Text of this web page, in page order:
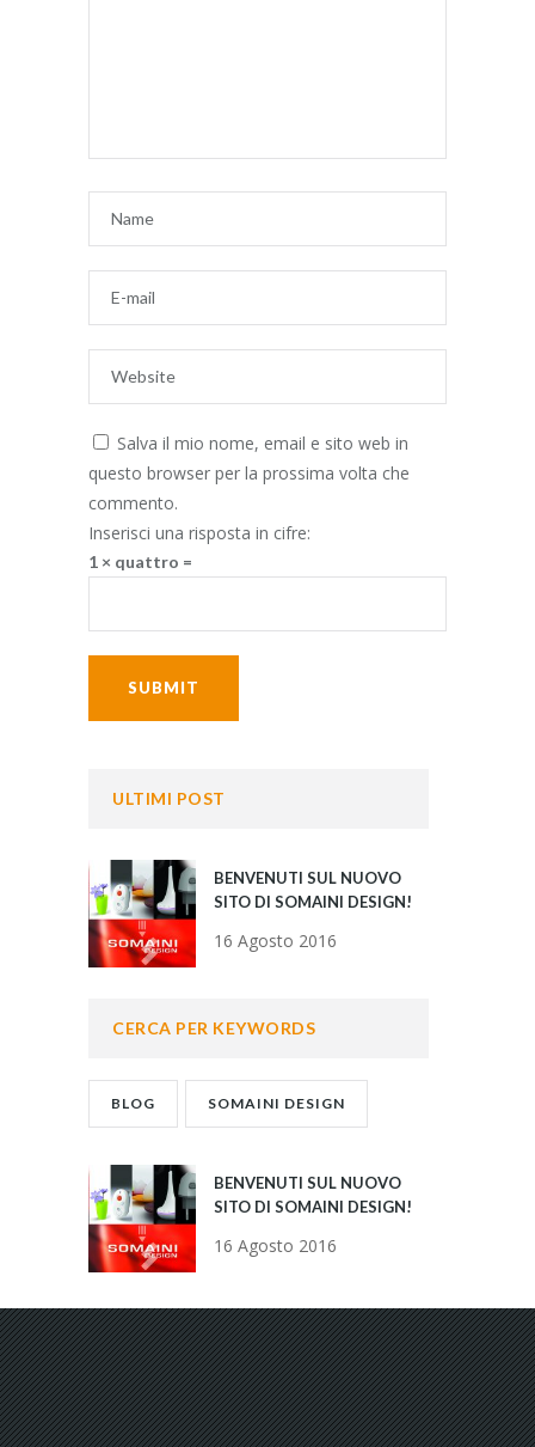
Salva il mio nome, email e sito web in
questo browser per la prossima volta che
commento.
Inserisci una risposta in cifre:
1 × quattro =
ULTIMI POST
BENVENUTI SUL NUOVO
SITO DI SOMAINI DESIGN!
16 Agosto 2016
CERCA PER KEYWORDS
BLOG SOMAINI DESIGN
BENVENUTI SUL NUOVO
SITO DI SOMAINI DESIGN!
16 Agosto 2016